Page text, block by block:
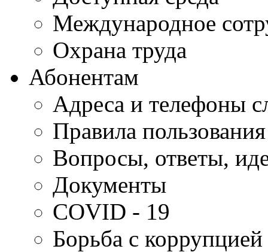
Международное
Охрана труда
Абонентам
Адреса и телефоны
Правила
Вопросы, ответы,
Документы
COVID - 19
Борьба с